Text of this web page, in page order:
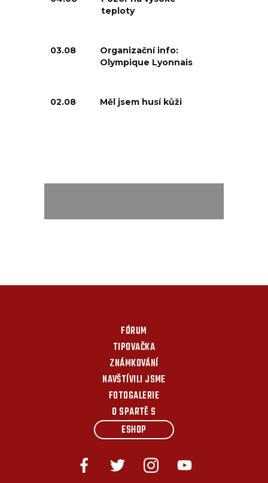
teploty
03.08
Organizační info:
Olympique Lyonnais
02.08 Měl jsem husí kůži
FÓRUM
TIPOVAČKA
ZNÁMKOVÁNÍ
NAVŠTÍVILI JSME
FOTOGALERIE
O SPARTĚ S
ESHOP